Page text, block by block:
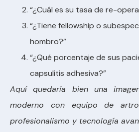
“¿Cuál es su tasa de re-
“¿Tiene fellowship o
hombro?”
“¿Qué porcentaje de sus
capsulitis adhesiva?”
Aquí quedaría bien una
moderno con equipo de
profesionalismo y tecnología